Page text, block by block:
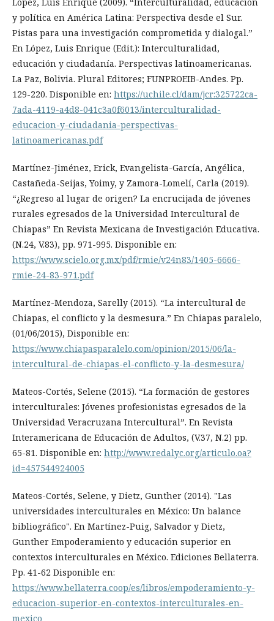
y política en América Latina: Perspectiva desde el Sur.
Pistas para una investigación comprometida y dialogal.”
En López, Luis Enrique (Edit.): Interculturalidad,
educación y ciudadanía. Perspectivas latinoamericanas.
La Paz, Bolivia. Plural Editores; FUNPROEIB-Andes. Pp.
129-220. Disponible en: https://uchile.cl/dam/jcr:325722ca-
7ada-4119-a4d8-041c3a0f6013/interculturalidad-
educacion-y-ciudadania-perspectivas-
latinoamericanas.pdf
Martínez-Jiménez, Erick, Evangelista-García, Angélica,
Castañeda-Seijas, Yoimy, y Zamora-Lomelí, Carla (2019).
“¿Regreso al lugar de origen? La encrucijada de jóvenes
rurales egresados de la Universidad Intercultural de
Chiapas” En Revista Mexicana de Investigación Educativa.
(N.24, V.83), pp. 971-995. Disponible en:
https://www.scielo.org.mx/pdf/rmie/v24n83/1405-6666-
rmie-24-83-971.pdf
Martínez-Mendoza, Sarelly (2015). “La intercultural de
Chiapas, el conflicto y la desmesura.” En Chiapas paralelo,
(01/06/2015), Disponible en:
https://www.chiapasparalelo.com/opinion/2015/06/la-
intercultural-de-chiapas-el-conflicto-y-la-desmesura/
Mateos-Cortés, Selene (2015). “La formación de gestores
interculturales: Jóvenes profesionistas egresados de la
Universidad Veracruzana Intercultural”. En Revista
Interamericana de Educación de Adultos, (V.37, N.2) pp.
65-81. Disponible en: http://www.redalyc.org/articulo.oa?
id=457544924005
Mateos-Cortés, Selene, y Dietz, Gunther (2014). "Las
universidades interculturales en México: Un balance
bibliográfico". En Martínez-Puig, Salvador y Dietz,
Gunther Empoderamiento y educación superior en
contextos interculturales en México. Ediciones Bellaterra.
Pp. 41-62 Disponible en:
https://www.bellaterra.coop/es/libros/empoderamiento-y-
educacion-superior-en-contextos-interculturales-en-
mexico